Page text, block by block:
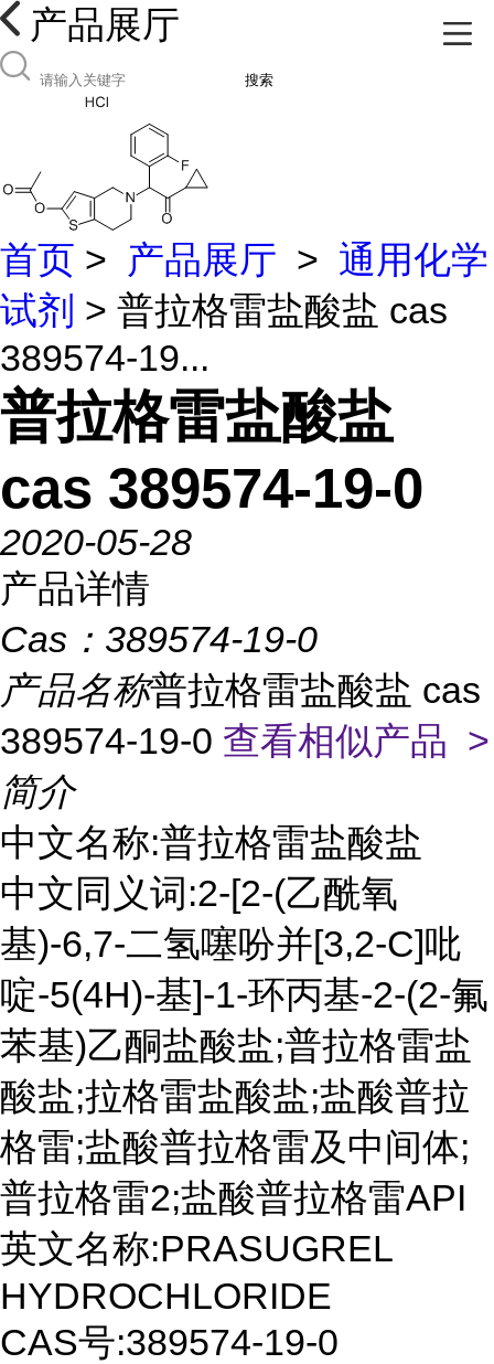
产品展厅
搜索
首页 > 产品展厅 > 通用化学
试剂 > 普拉格雷盐酸盐 cas
389574-19...
普拉格雷盐酸盐
cas 389574-19-0
2020-05-28
产品详情
Cas： 389574-19-0
产品名称普拉格雷盐酸盐 cas
389574-19-0 查看相似产品 >
简介
中文名称:普拉格雷盐酸盐
中文同义词:2-[2-(乙酰氧
基)-6,7-二氢噻吩并[3,2-C]吡
啶-5(4H)-基]-1-环丙基-2-(2-氟
苯基)乙酮盐酸盐;普拉格雷盐
酸盐;拉格雷盐酸盐;盐酸普拉
格雷;盐酸普拉格雷及中间体;
普拉格雷2;盐酸普拉格雷API
英文名称:PRASUGREL
HYDROCHLORIDE
CAS号:389574-19-0